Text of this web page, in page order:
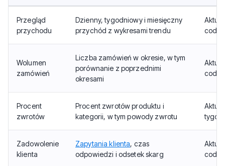
Przegląd
przychodu
Dzienny, tygodniowy i miesięczny
przychód z wykresami trendu
Wolumen
zamówień
Liczba zamówień w okresie, w tym
porównanie z poprzednimi
okresami
Procent
zwrotów
Procent zwrotów produktu i
kategorii, w tym powody zwrotu
Zadowolenie
klienta
Zapytania klienta, czas
odpowiedzi i odsetek skarg